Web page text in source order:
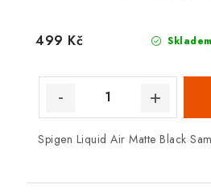
Skladem
499 Kč
Spigen Liquid Air Matte Black